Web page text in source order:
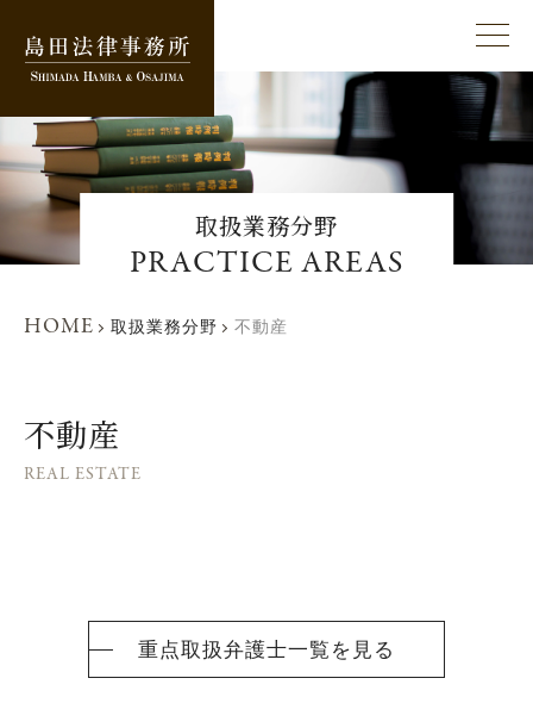
取扱業務分野
PRACTICE AREAS
HOME 取扱業務分野 不動産
不動産
REAL ESTATE
重点取扱弁護士一覧を見る